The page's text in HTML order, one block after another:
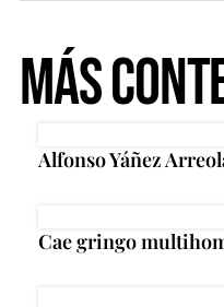
Más
Alfonso Yáñez
Cae gringo